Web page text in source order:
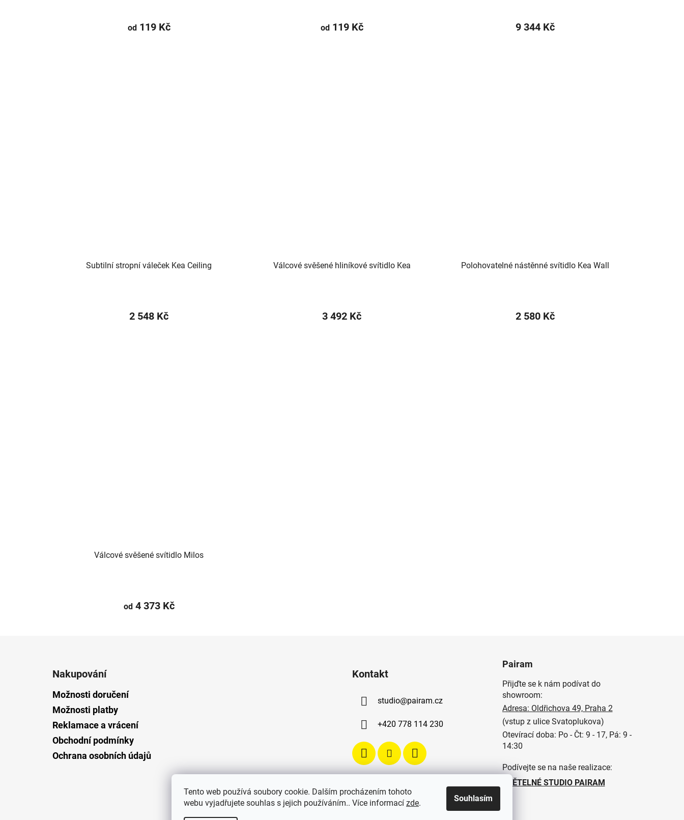
Tento web používá soubory cookie. Dalším procházením tohoto
webu vyjadřujete souhlas s jejich používáním.. Více informací zde. Souhlasím
od119 Kč od119 Kč 9 344 Kč
Subtilní stropní váleček Kea Ceiling
2 548 Kč
Válcové svěšené hliníkové svítidlo Kea
3 492 Kč
Polohovatelné nástěnné svítidlo Kea Wall
2 580 Kč
Válcové svěšené svítidlo Milos
od4 373 Kč
Nakupování
Možnosti doručení
Možnosti platby
Reklamace a vrácení
Obchodní podmínky
Ochrana osobních údajů
Kontakt
studio@pairam.cz
+420 778 114 230
Pairam
Přijďte se k nám podívat do
showroom:
Adresa: Oldřichova 49, Praha 2
(vstup z ulice Svatoplukova)
Otevírací doba: Po - Čt: 9 - 17, Pá: 9 -
14:30
Podívejte se na naše realizace:
SVĚTELNÉ STUDIO PAIRAM